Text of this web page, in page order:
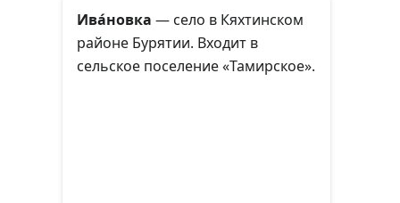
Ива́новка — село в Кяхтинском
районе Бурятии. Входит в
сельское поселение «Тамирское».